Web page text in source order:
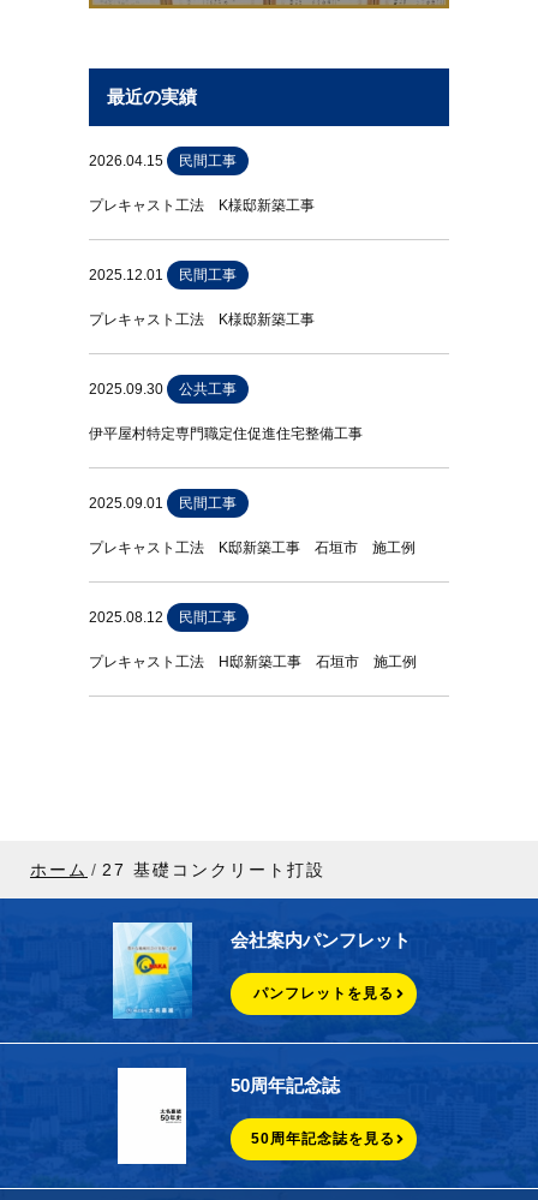
最近の実績
2026.04.15 民間工事
プレキャスト工法 K様邸新築工事
2025.12.01 民間工事
プレキャスト工法 K様邸新築工事
2025.09.30 公共工事
伊平屋村特定専門職定住促進住宅整備工事
2025.09.01 民間工事
プレキャスト工法 K邸新築工事 石垣市 施工例
2025.08.12 民間工事
プレキャスト工法 H邸新築工事 石垣市 施工例
ホーム 27 基礎コンクリート打設
会社案内パンフレット
パンフレットを見る
50周年記念誌
50周年記念誌を見る